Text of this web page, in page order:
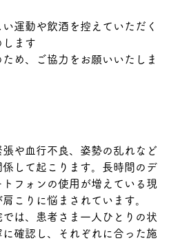
運動や飲酒を控えていただく
します
め、ご協力をお願いいたしま
や血行不良、姿勢の乱れなど
係して起こります。長時間のデ
フォンの使用が増えている現
こりに悩まされています。
は、患者さま一人ひとりの状
確認し、それぞれに合った施